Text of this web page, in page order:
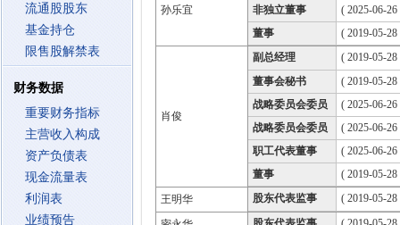
流通股股东
基金持仓
限售股解禁表
财务数据
重要财务指标
主营收入构成
资产负债表
现金流量表
利润表
业绩预告
孙乐宜
非独立董事
( 2025-06-
董事
( 2019-05-
肖俊
副总经理
( 2019-05-
董事会秘书
( 2019-05-
战略委员会委员
( 2025-06-
战略委员会委员
( 2025-06-
职工代表董事
( 2025-06-
董事
( 2019-05-
王明华
股东代表监事 ( 2019-05-